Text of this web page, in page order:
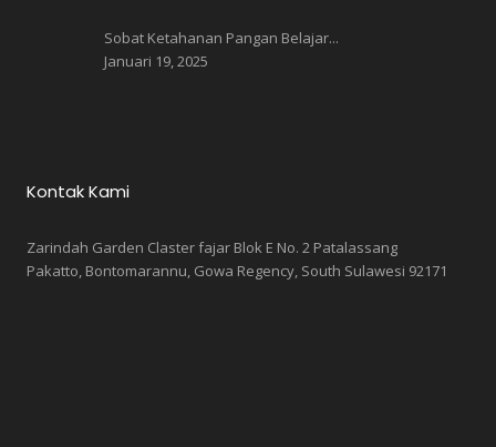
Sobat Ketahanan Pangan Belajar...
Januari 19, 2025
Kontak Kami
Zarindah Garden Claster fajar Blok E No. 2 Patalassang
Pakatto, Bontomarannu, Gowa Regency, South Sulawesi 92171